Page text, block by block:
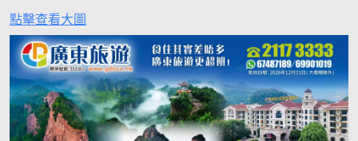
點擊查看大圖